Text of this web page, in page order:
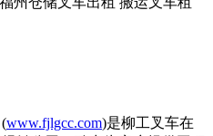
www.fjlgcc.com)是柳工叉车在